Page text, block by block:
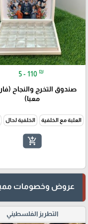
5 - 110 ₪
صندوق التخرج والنجاح
معبا)
العلبة مع الخلفية الخلفية لحال
add_shopping_cart
عروض وخصومات
التطريز الفلسطيني